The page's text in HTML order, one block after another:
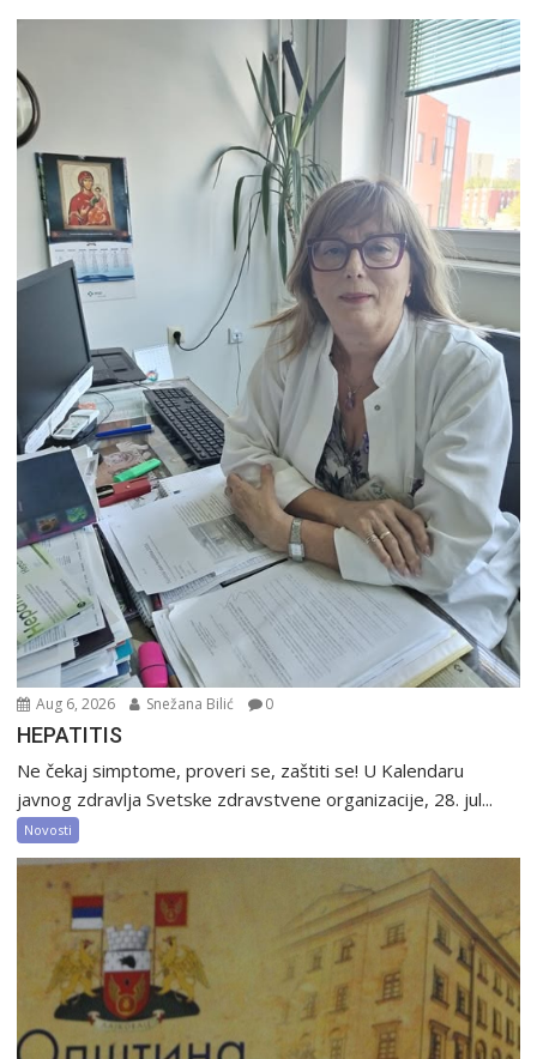
Aug 6, 2026 Snežana Bilić 0
HEPATITIS
Ne čekaj simptome, proveri se, zaštiti se! U Kalendaru
javnog zdravlja Svetske zdravstvene organizacije, 28. jul...
Novosti